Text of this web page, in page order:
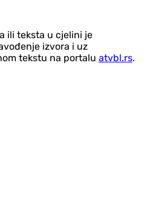
ili teksta u cjelini je
izvora i uz
tekstu na portalu atvbl.rs.